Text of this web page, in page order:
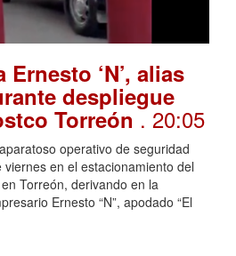
‘N’, alias
despliegue
Torreón. 20:05
operativo de seguridad
en el estacionamiento del
Torreón, derivando en la
Ernesto “N”, apodado “El